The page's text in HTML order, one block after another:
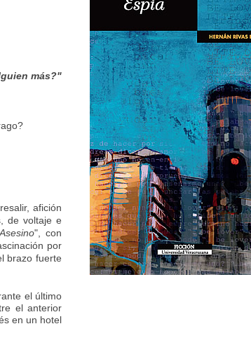
más?"
afición
de voltaje e
", con
por
brazo fuerte
el último
el anterior
en un hotel